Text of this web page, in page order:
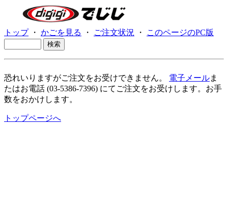
トップ・ かごを見る ・ ご注文状況 ・ このページのPC版
恐れいりますがご注文をお受けできません。 電子メールま
たはお電話 (03-5386-7396) にてご注文をお受けします。お手
数をおかけします。
トップページへ